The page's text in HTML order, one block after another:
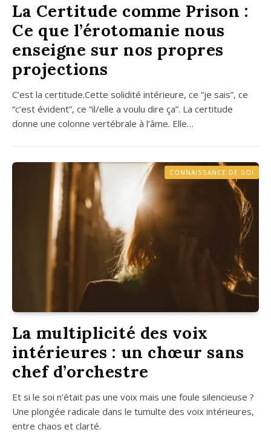
La Certitude comme Prison :
Ce que l’érotomanie nous
enseigne sur nos propres
projections
C’est la certitude.Cette soli­di­té inté­rieure, ce “je sais”, ce
“c’est évident”, ce “il/elle a vou­lu dire ça”. La cer­ti­tude
donne une colonne ver­té­brale à l’âme. Elle…
CONNAISSANCE DE SOI
La multiplicité des voix
intérieures : un chœur sans
chef d’orchestre
Et si le soi n’é­tait pas une voix mais une foule silen­cieuse ?
Une plon­gée radi­cale dans le tumulte des voix inté­rieures,
entre chaos et clar­té.